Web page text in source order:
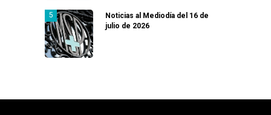
Noticias al Mediodía del 16 de
julio de 2026